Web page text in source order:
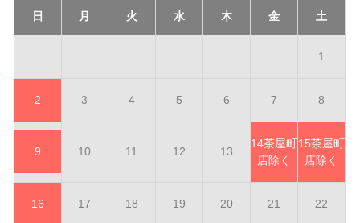
日 月 火 水 木 金 土
1
2 3 4 5 6 7 8
9 10 11 12 13
14茶屋町
店除く
15茶屋町
店除く
16 17 18 19 20 21 22